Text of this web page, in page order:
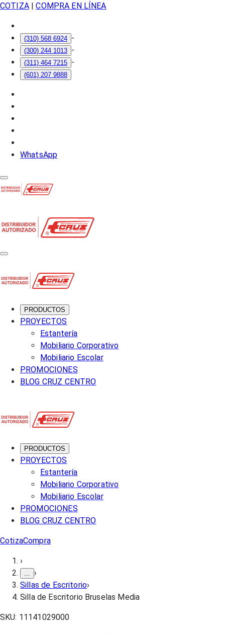
COTIZA| COMPRA EN LÍNEA
(310) 568 6924 -
(300) 244 1013 -
(311) 464 7215 -
(601) 207 9888
WhatsApp
PRODUCTOS
PROYECTOS
Estantería
Mobiliario Corporativo
Mobiliario Escolar
PROMOCIONES
BLOG CRUZ CENTRO
PRODUCTOS
PROYECTOS
Estantería
Mobiliario Corporativo
Mobiliario Escolar
PROMOCIONES
BLOG CRUZ CENTRO
CotizaCompra
›
›
Sillas de Escritorio›
Silla de Escritorio Bruselas Media
SKU: 11141029000